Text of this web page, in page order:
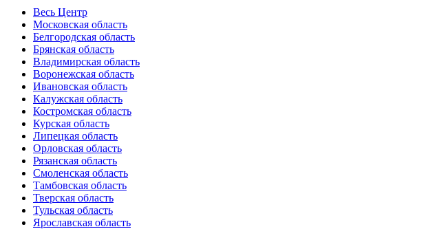
Весь Центр
Московская область
Белгородская область
Брянская область
Владимирская область
Воронежская область
Ивановская область
Калужская область
Костромская область
Курская область
Липецкая область
Орловская область
Рязанская область
Смоленская область
Тамбовская область
Тверская область
Тульская область
Ярославская область